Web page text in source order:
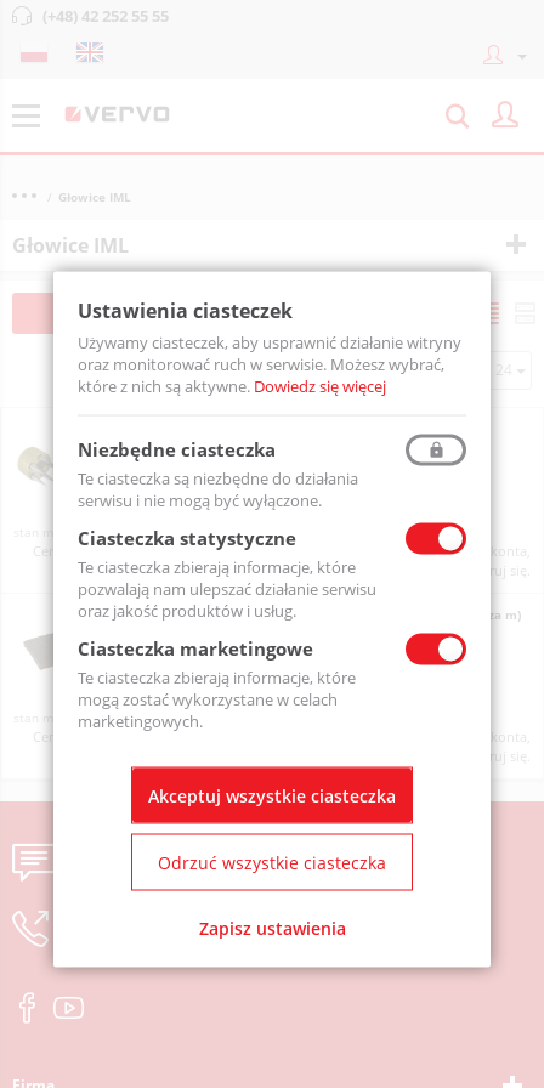
(+48) 42 252 55 55
Głowice IML
Głowice IML
Filtruj Sortuj
Na stronie
IML 1
Na zamówienie
Ceny produktów widoczne dopiero po zalogowaniu. Jeżeli nie posiadasz konta,
Pianka IML Puls Electronic, wym. 1200/1000/10 cm (cana za m)
Na zamówienie
Ceny produktów widoczne dopiero po zalogowaniu. Jeżeli nie posiadasz konta,
Wyślij wiadomość
zostaw numer, oddzwonimy
Ustawienia ciasteczek
Używamy ciasteczek, aby usprawnić działanie witryny
oraz monitorować ruch w serwisie. Możesz wybrać,
które z nich są aktywne. Dowiedz się więcej
Niezbędne ciasteczka
Te ciasteczka są niezbędne do działania
serwisu i nie mogą być wyłączone.
Ciasteczka statystyczne
Te ciasteczka zbierają informacje, które
pozwalają nam ulepszać działanie serwisu
oraz jakość produktów i usług.
Ciasteczka marketingowe
Te ciasteczka zbierają informacje, które
mogą zostać wykorzystane w celach
marketingowych.
Akceptuj wszystkie ciasteczka
Odrzuć wszystkie ciasteczka
Zapisz ustawienia